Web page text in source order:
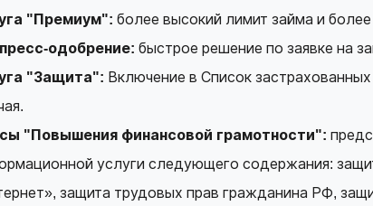
"Премиум": более высокий лимит займа и более
одобрение: быстрое решение по заявке на
"Защита": Включение в Список
"Повышения финансовой грамотности":
услуги следующего содержания:
защита трудовых прав гражданина РФ,